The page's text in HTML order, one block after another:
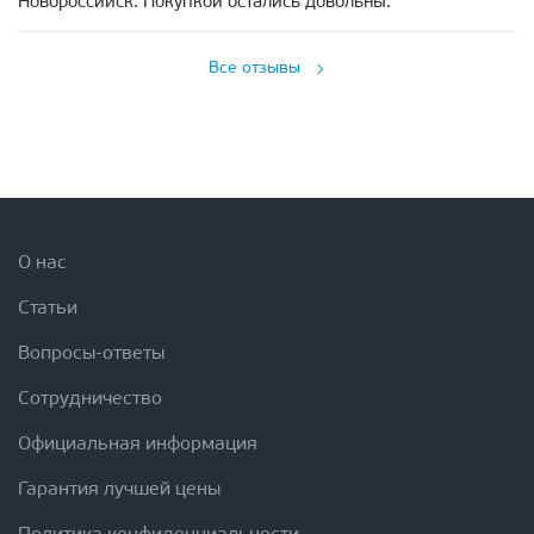
Все отзывы
О нас
Статьи
Вопросы-ответы
Сотрудничество
Официальная информация
Гарантия лучшей цены